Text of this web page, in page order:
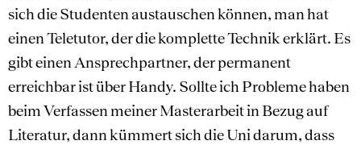
sich die Studenten austauschen können, man hat
einen Teletutor, der die komplette Technik erklärt. Es
gibt einen Ansprechpartner, der permanent
erreichbar ist über Handy. Sollte ich Probleme haben
beim Verfassen meiner Masterarbeit in Bezug auf
Literatur, dann kümmert sich die Uni darum, dass